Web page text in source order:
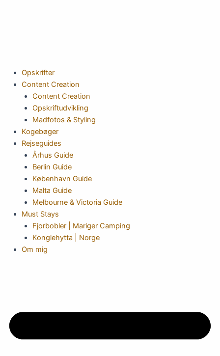
Opskrifter
Content Creation
Content Creation
Opskriftudvikling
Madfotos & Styling
Kogebøger
Rejseguides
Århus Guide
Berlin Guide
København Guide
Malta Guide
Melbourne & Victoria Guide
Must Stays
Fjorbobler | Mariger Camping
Konglehytta | Norge
Om mig